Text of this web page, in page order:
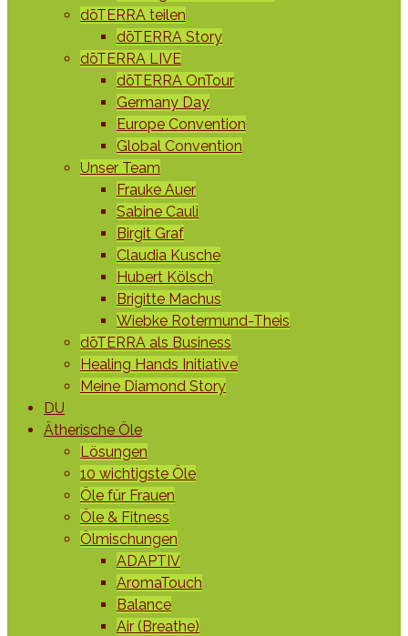
dōTERRA teilen
dōTERRA Story
dōTERRA LIVE
dōTERRA OnTour
Germany Day
Europe Convention
Global Convention
Unser Team
Frauke Auer
Sabine Cauli
Birgit Graf
Claudia Kusche
Hubert Kölsch
Brigitte Machus
Wiebke Rotermund-Theis
dōTERRA als Business
Healing Hands Initiative
Meine Diamond Story
DU
Ätherische Öle
Lösungen
10 wichtigste Öle
Öle für Frauen
Öle & Fitness
Ölmischungen
ADAPTIV
AromaTouch
Balance
Air (Breathe)